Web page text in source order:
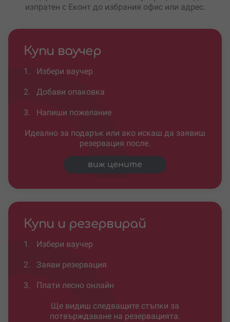
изпратен с Еконт до избрания офис или адрес.
Купи ваучер
1. Избери ваучер
2. Добави опаковка
3. Напиши пожелание
Идеално за подарък или ако искаш да заявиш
резервация после.
виж цените
Купи и резервирай
1. Избери ваучер
2. Заяви резервация
3. Плати лесно онлайн
Ще видиш следващите стъпки за
потвърждаване на резервацията.